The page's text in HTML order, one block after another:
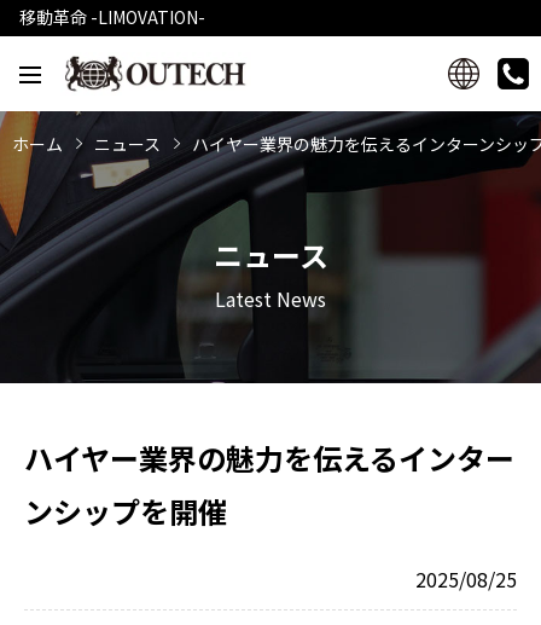
移動革命 -LIMOVATION-
ホーム ニュース ハイヤー業界の魅力を伝えるインターンシッ
ニュース
Latest News
ハイヤー業界の魅力を伝えるインター
ンシップを開催
2025/08/25